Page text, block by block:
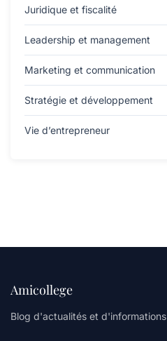
Juridique et fiscalité
Leadership et management
Marketing et communication
Stratégie et développement
Vie d’entrepreneur
Amicollege
Blog d'actualités et d'informations